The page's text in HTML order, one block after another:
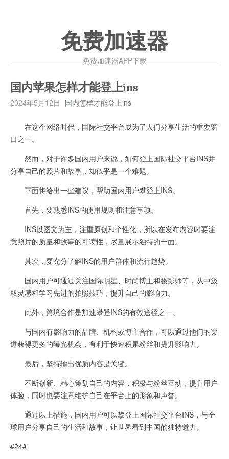
免费加速器
免费加速器APP下载
国内苹果怎样才能登上ins
2024年5月12日 国内怎样才能登上ins
在这个网络时代，国际社交平台成为了人们分享生活的重要窗
口之一。
然而，对于许多国内用户来说，如何登上国际社交平台INS并
分享自己的照片和故事，却似乎是一个难题。
下面将给出一些建议，帮助国内用户攀登上INS。
首先，要熟悉INS的使用规则和注意事项。
INS以图文为主，注重原创和个性化，所以在发布内容时要注
意照片的质量和故事的可读性，尽量展示独特的一面。
其次，要充分了解INS的用户群体和流行趋势。
国内用户可通过关注国际明星、时尚博主和摄影师等，从中汲
取灵感和学习先进的拍照技巧，提升自己的影响力。
此外，跨境合作是加速攀登INS的有效途径之一。
与国内有影响力的品牌、机构或博主合作，可以通过他们的渠
道获得更多的曝光机会，有利于快速积累粉丝和提升影响力。
最后，坚持输出优质内容是关键。
不断创新、精心策划自己的内容，积极与粉丝互动，提升用户
体验，同时也要注意维护自己在平台上的形象和声誉。
通过以上措施，国内用户可以攀登上国际社交平台INS，与全
球用户分享自己的生活和故事，让世界看到中国的独特魅力。
#24#